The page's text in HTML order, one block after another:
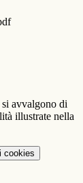
avvalgono di
illustrate nella
i cookies